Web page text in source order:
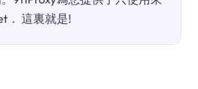
． 這裏就是!